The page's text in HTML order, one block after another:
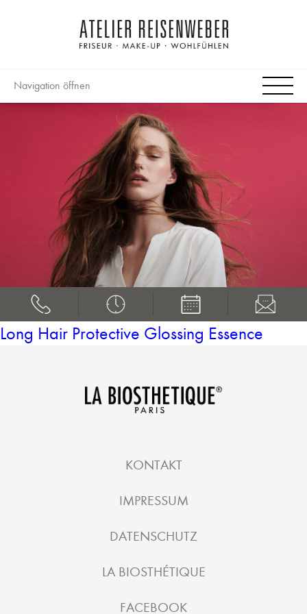
Navigation öffnen
Long Hair Protective Glossing Essence
KONTAKT
IMPRESSUM
DATENSCHUTZ
LA BIOSTHÉTIQUE
FACEBOOK